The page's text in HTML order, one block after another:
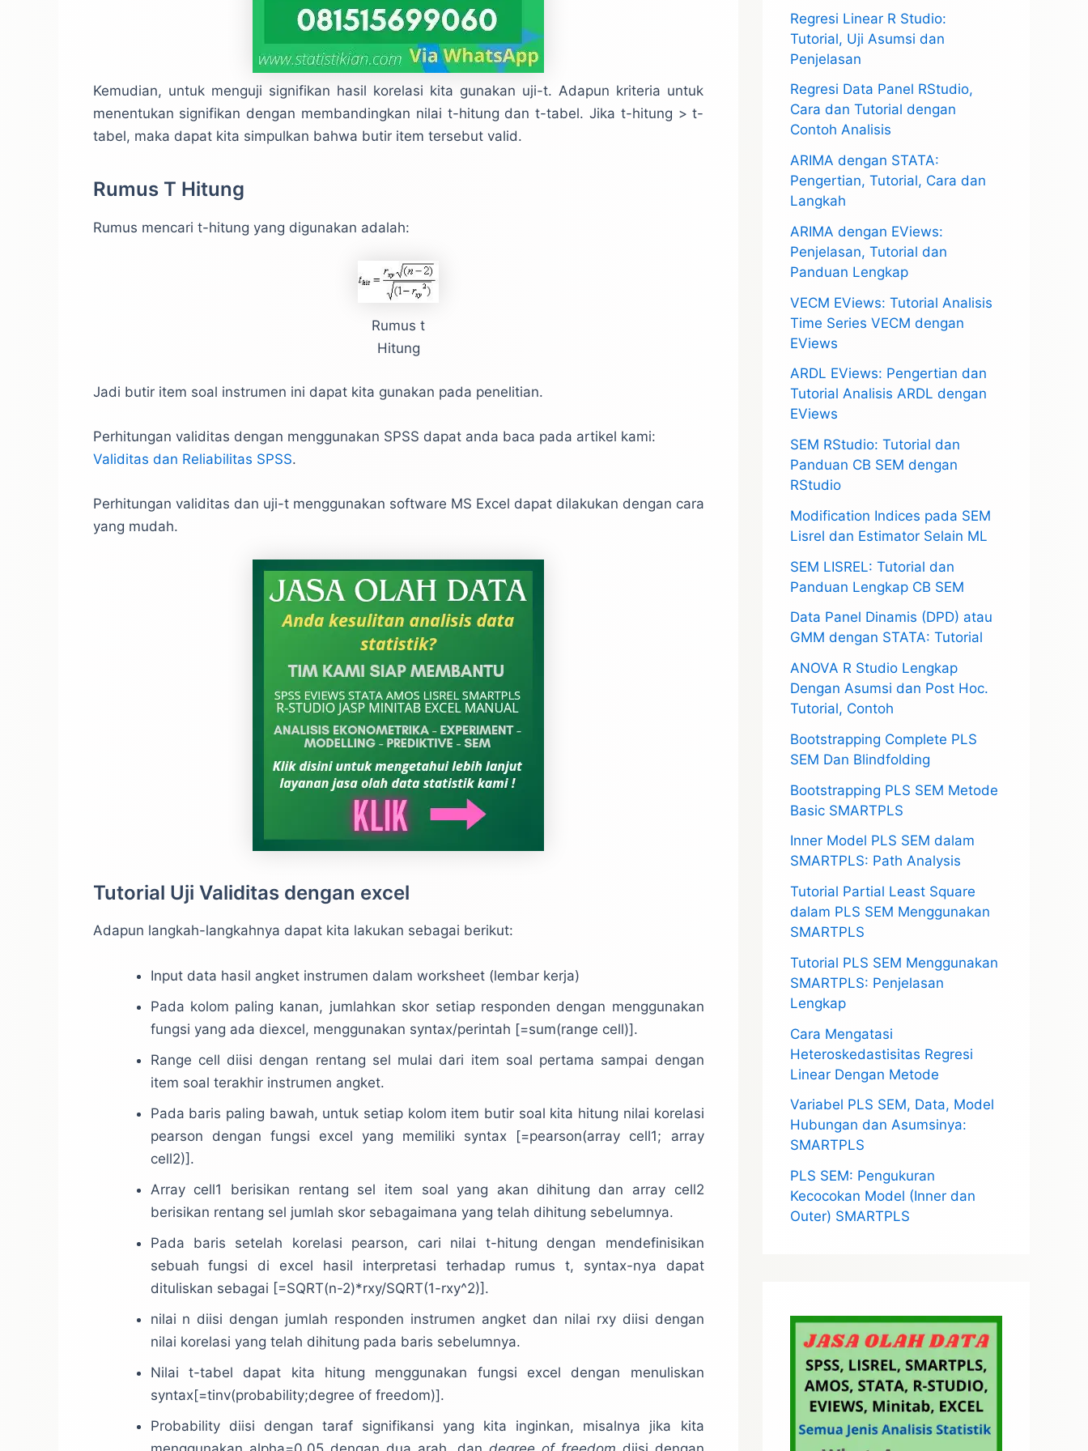
Kemudian, untuk menguji signifikan hasil korelasi kita gunakan uji-t. Adapun kriteria untuk
menentukan signifikan dengan membandingkan nilai t-hitung dan t-tabel. Jika t-hitung > t-
tabel, maka dapat kita simpulkan bahwa butir item tersebut valid.
Rumus T Hitung
Rumus mencari t-hitung yang digunakan adalah:
Rumus t
Hitung
Jadi butir item soal instrumen ini dapat kita gunakan pada penelitian.
Perhitungan validitas dengan menggunakan SPSS dapat anda baca pada artikel kami:
Validitas dan Reliabilitas SPSS.
Perhitungan validitas dan uji-t menggunakan software MS Excel dapat dilakukan dengan cara
yang mudah.
Tutorial Uji Validitas dengan excel
Adapun langkah-langkahnya dapat kita lakukan sebagai berikut:
Input data hasil angket instrumen dalam worksheet (lembar kerja)
Pada kolom paling kanan, jumlahkan skor setiap responden dengan menggunakan
fungsi yang ada diexcel, menggunakan syntax/perintah [=sum(range cell)].
Range cell diisi dengan rentang sel mulai dari item soal pertama sampai dengan
item soal terakhir instrumen angket.
Pada baris paling bawah, untuk setiap kolom item butir soal kita hitung nilai korelasi
pearson dengan fungsi excel yang memiliki syntax [=pearson(array cell1; array
cell2)].
Array cell1 berisikan rentang sel item soal yang akan dihitung dan array cell2
berisikan rentang sel jumlah skor sebagaimana yang telah dihitung sebelumnya.
Pada baris setelah korelasi pearson, cari nilai t-hitung dengan mendefinisikan
sebuah fungsi di excel hasil interpretasi terhadap rumus t, syntax-nya dapat
dituliskan sebagai [=SQRT(n-2)*rxy/SQRT(1-rxy^2)].
nilai n diisi dengan jumlah responden instrumen angket dan nilai rxy diisi dengan
nilai korelasi yang telah dihitung pada baris sebelumnya.
Nilai t-tabel dapat kita hitung menggunakan fungsi excel dengan menuliskan
syntax[=tinv(probability;degree of freedom)].
Probability diisi dengan taraf signifikansi yang kita inginkan, misalnya jika kita
Regresi Linear R Studio:
Tutorial, Uji Asumsi dan
Penjelasan
Regresi Data Panel RStudio,
Cara dan Tutorial dengan
Contoh Analisis
ARIMA dengan STATA:
Pengertian, Tutorial, Cara dan
Langkah
ARIMA dengan EViews:
Penjelasan, Tutorial dan
Panduan Lengkap
VECM EViews: Tutorial Analisis
Time Series VECM dengan
EViews
ARDL EViews: Pengertian dan
Tutorial Analisis ARDL dengan
EViews
SEM RStudio: Tutorial dan
Panduan CB SEM dengan
RStudio
Modification Indices pada SEM
Lisrel dan Estimator Selain ML
SEM LISREL: Tutorial dan
Panduan Lengkap CB SEM
Data Panel Dinamis (DPD) atau
GMM dengan STATA: Tutorial
ANOVA R Studio Lengkap
Dengan Asumsi dan Post Hoc.
Tutorial, Contoh
Bootstrapping Complete PLS
SEM Dan Blindfolding
Bootstrapping PLS SEM Metode
Basic SMARTPLS
Inner Model PLS SEM dalam
SMARTPLS: Path Analysis
Tutorial Partial Least Square
dalam PLS SEM Menggunakan
SMARTPLS
Tutorial PLS SEM Menggunakan
SMARTPLS: Penjelasan
Lengkap
Cara Mengatasi
Heteroskedastisitas Regresi
Linear Dengan Metode
Variabel PLS SEM, Data, Model
Hubungan dan Asumsinya:
SMARTPLS
PLS SEM: Pengukuran
Kecocokan Model (Inner dan
Outer) SMARTPLS